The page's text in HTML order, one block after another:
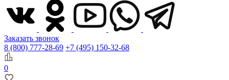
Заказать звонок
8 (800) 777-28-69 +7 (495) 150-32-68
0